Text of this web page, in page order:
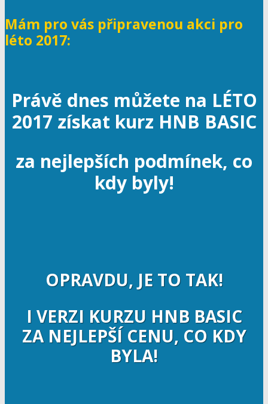
Mám pro vás připravenou akci pro
léto 2017:
Právě dnes můžete na LÉTO
2017 získat kurz HNB BASIC
za nejlepších podmínek, co
kdy byly!
OPRAVDU, JE TO TAK!
I VERZI KURZU HNB BASIC
ZA NEJLEPŠÍ CENU, CO KDY
BYLA!